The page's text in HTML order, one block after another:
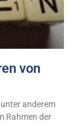
von
anderem
Rahmen der